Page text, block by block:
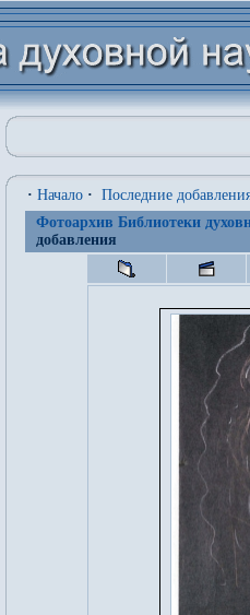
· Начало · Последние
Фотоархив Библиотеки
добавления